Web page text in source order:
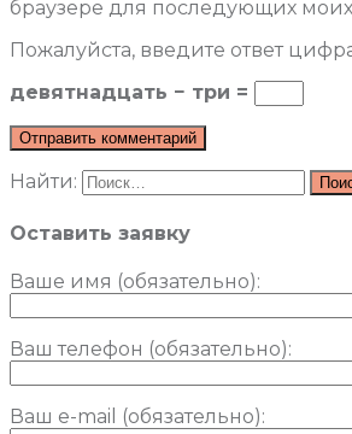
браузере для последующих
Пожалуйста, введите ответ
девятнадцать − три =
Найти:
Оставить заявку
Ваше имя (обязательно):
Ваш телефон (обязательно):
Ваш e-mail (обязательно):